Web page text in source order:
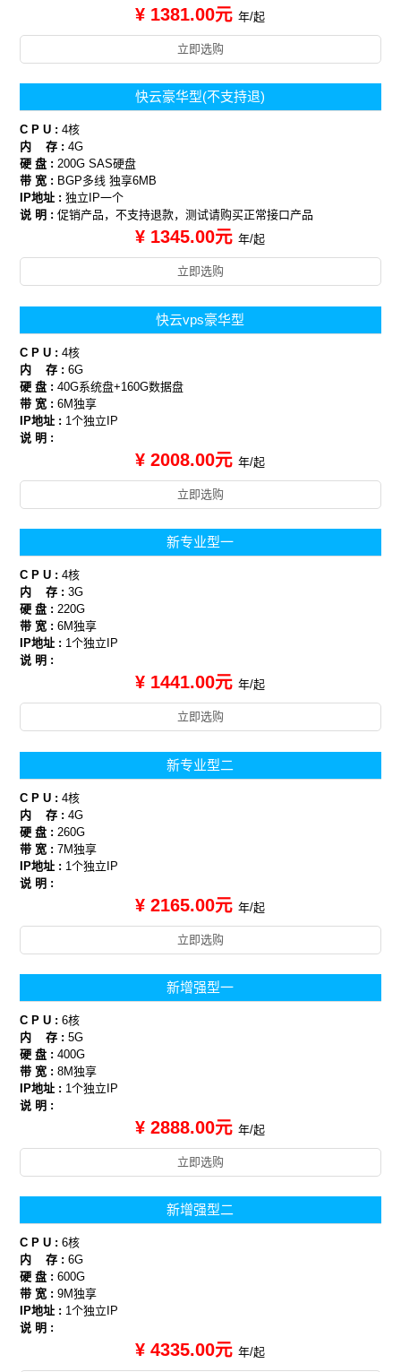
¥ 1381.00元年/起
立即选购
快云豪华型(不支持退)
C P U :4核
内 存 :4G
硬 盘 :200G SAS硬盘
带 宽 : BGP多线 独享6MB
IP地址 :独立IP一个
说 明 :促销产品，不支持退款，测试请购买正常接口产品
¥ 1345.00元年/起
立即选购
快云vps豪华型
C P U :4核
内 存 :6G
硬 盘 :40G系统盘+160G数据盘
带 宽 :6M独享
IP地址 : 1个独立IP
说 明 :
¥ 2008.00元年/起
立即选购
新专业型一
C P U :4核
内 存 :3G
硬 盘 :220G
带 宽 :6M独享
IP地址 : 1个独立IP
说 明 :
¥ 1441.00元年/起
立即选购
新专业型二
C P U :4核
内 存 :4G
硬 盘 : 260G
带 宽 :7M独享
IP地址 : 1个独立IP
说 明 :
¥ 2165.00元年/起
立即选购
新增强型一
C P U :6核
内 存 :5G
硬 盘 :400G
带 宽 :8M独享
IP地址 : 1个独立IP
说 明 :
¥ 2888.00元年/起
立即选购
新增强型二
C P U :6核
内 存 :6G
硬 盘 :600G
带 宽 :9M独享
IP地址 : 1个独立IP
说 明 :
¥ 4335.00元年/起